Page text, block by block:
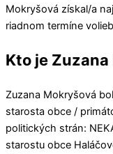
Mokryšová získal/a
riadnom termíne
Kto je
Zuzana Mokryšová
starosta obce /
politických strán:
starostu obce